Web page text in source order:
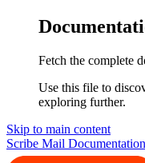
Fetch the complete
Use this file to
exploring further.
Skip to main content
Scribe Mail Documentation